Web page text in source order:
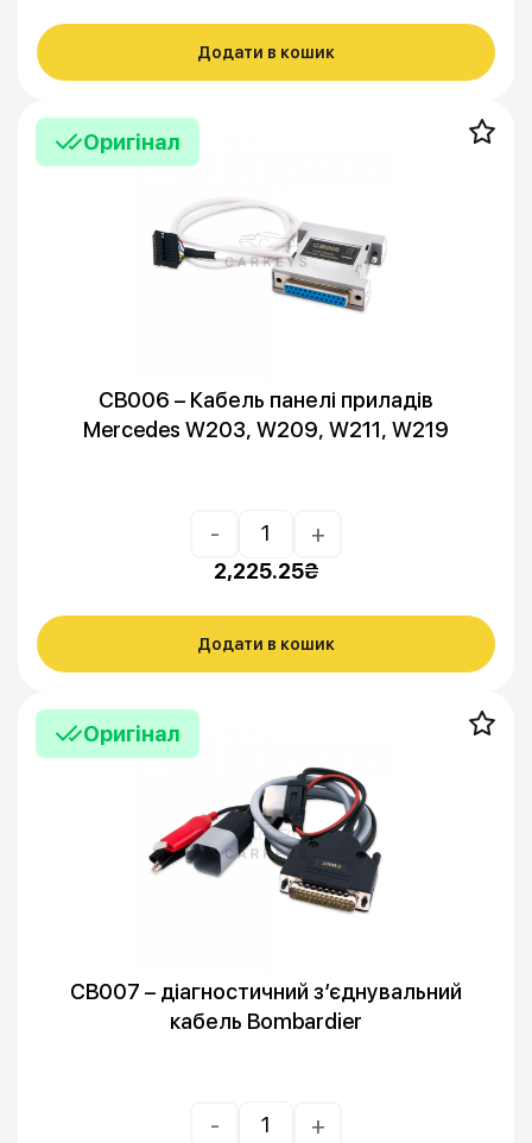
Додати в кошик
CB006 – Кабель панелі приладів
Mercedes W203, W209, W211, W219
- +
2,225.25₴
Додати в кошик
Оригінал
CB007 – діагностичний з’єднувальний
кабель Bombardier
- +
Оригінал